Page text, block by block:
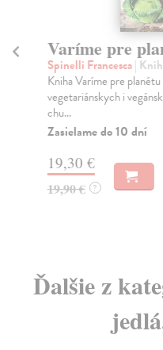
Varíme pre
Spinelli Francesca|
Kniha Varíme pre
vegetariánskych i
chu...
Zasielame do 10 dní
19,30 €
19,90 € ?
Ďalšie z